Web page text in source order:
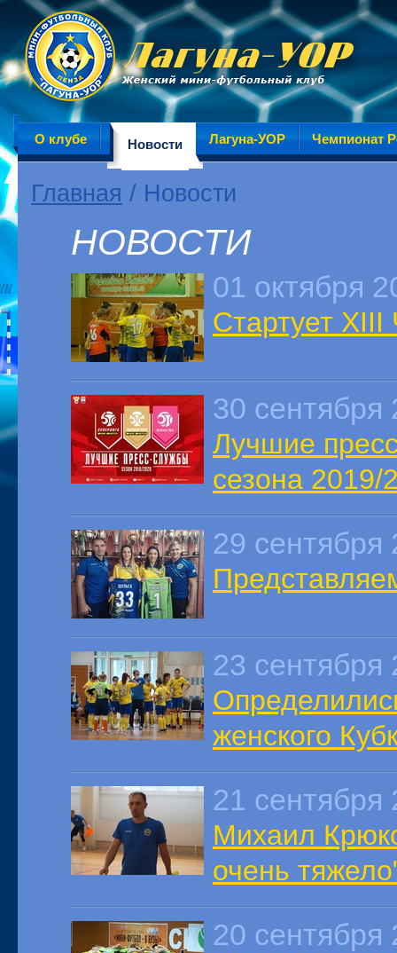
О клубе Новости Лагуна-УОР Чемпионат
Главная / Новости
НОВОСТИ
01 октября
Стартует
30 сентября
Лучшие
сезона 2019/
29 сентября
23 сентября
женского
21 сентября
Михаил
очень
20 сентября